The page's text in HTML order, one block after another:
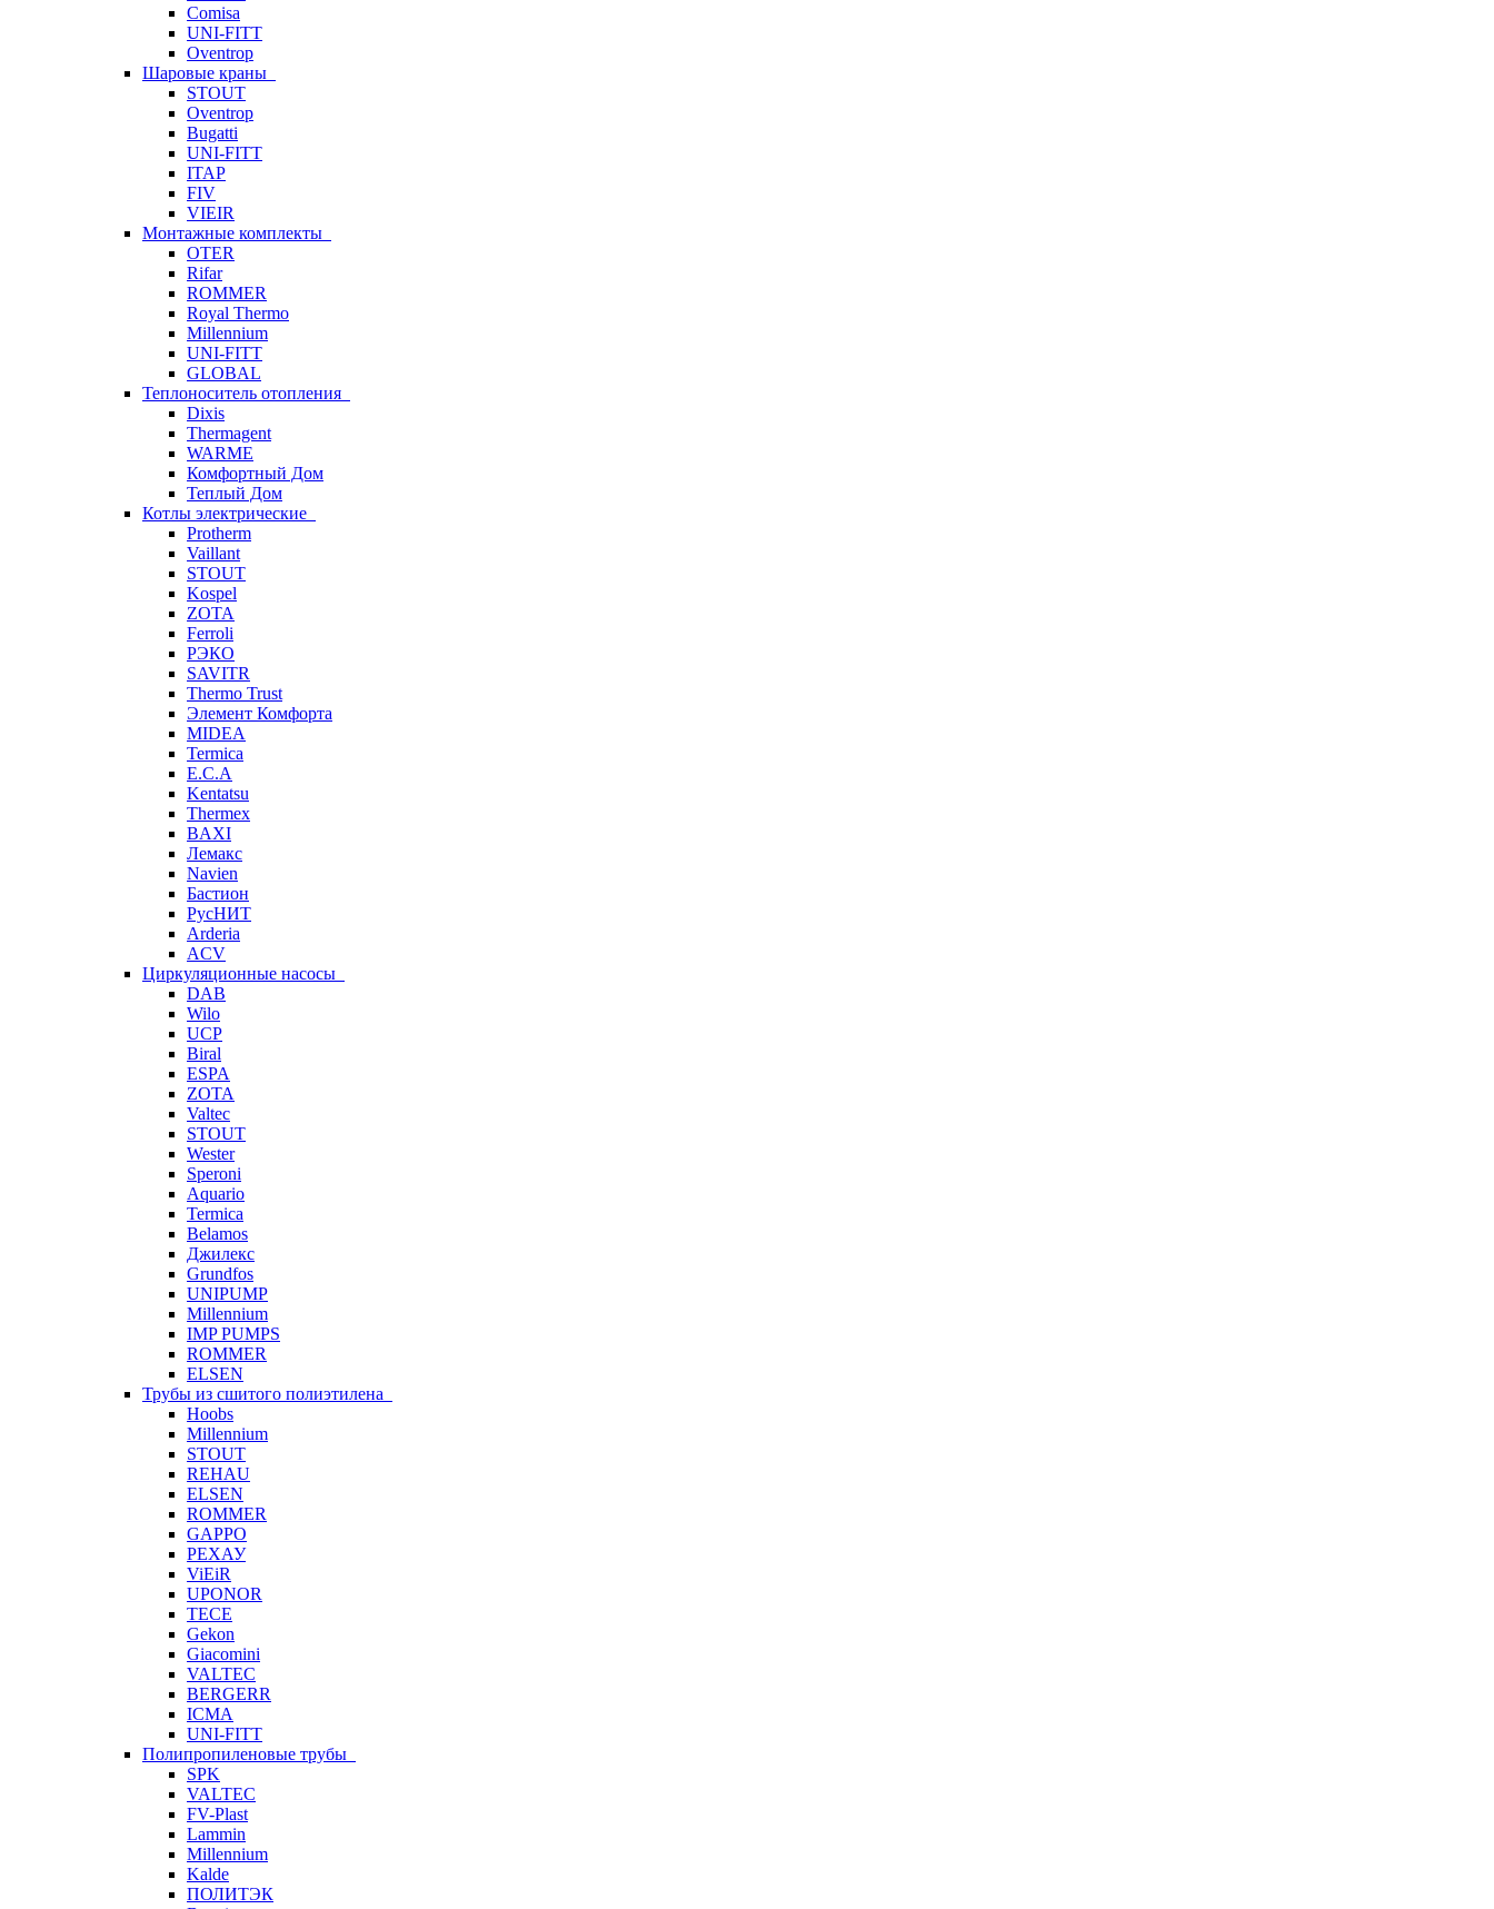
Comisa
UNI-FITT
Oventrop
Шаровые краны
STOUT
Oventrop
Bugatti
UNI-FITT
ITAP
FIV
VIEIR
Монтажные комплекты
OTER
Rifar
ROMMER
Royal Thermo
Millennium
UNI-FITT
GLOBAL
Теплоноситель отопления
Dixis
Thermagent
WARME
Комфортный Дом
Теплый Дом
Котлы электрические
Protherm
Vaillant
STOUT
Kospel
ZOTA
Ferroli
РЭКО
SAVITR
Thermo Trust
Элемент Комфорта
MIDEA
Termica
E.C.A
Kentatsu
Thermex
BAXI
Лемакс
Navien
Бастион
РусНИТ
Arderia
ACV
Циркуляционные насосы
DAB
Wilo
UCP
Biral
ESPA
ZOTA
Valtec
STOUT
Wester
Speroni
Aquario
Termica
Belamos
Джилекс
Grundfos
UNIPUMP
Millennium
IMP PUMPS
ROMMER
ELSEN
Трубы из сшитого полиэтилена
Hoobs
Millennium
STOUT
REHAU
ELSEN
ROMMER
GAPPO
РЕХАУ
ViEiR
UPONOR
TECE
Gekon
Giacomini
VALTEC
BERGERR
ICMA
UNI-FITT
Полипропиленовые трубы
SPK
VALTEC
FV-Plast
Lammin
Millennium
Kalde
ПОЛИТЭК